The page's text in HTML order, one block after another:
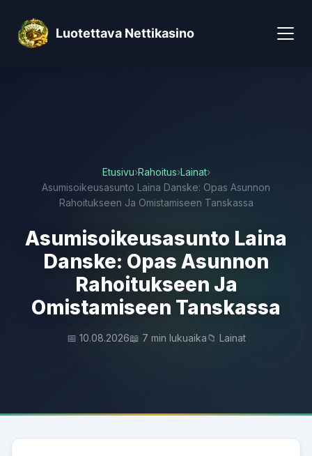
Luotettava Nettikasino
Etusivu›Rahoitus›Lainat›
Asumisoikeusasunto Laina Danske: Opas Asunnon
Rahoitukseen Ja Omistamiseen Tanskassa
Asumisoikeusasunto Laina
Danske: Opas Asunnon
Rahoitukseen Ja
Omistamiseen Tanskassa
📅 10.08.2026📖 7 min lukuaika📁 Lainat